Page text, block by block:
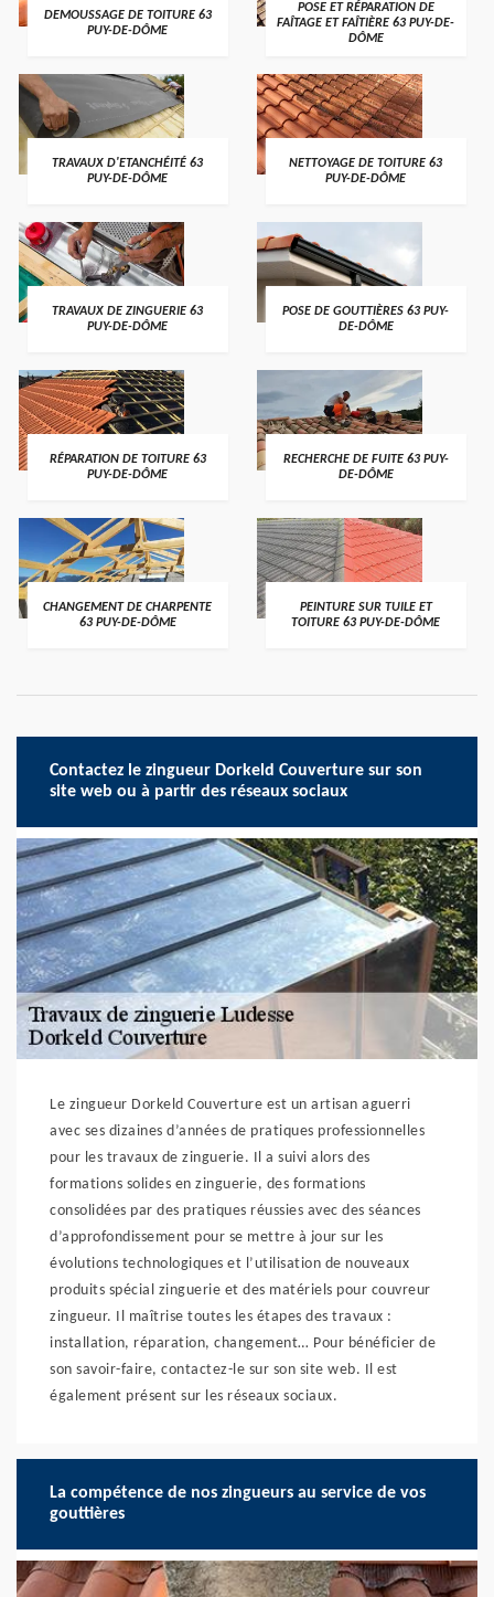
DEMOUSSAGE DE TOITURE 63
PUY-DE-DÔME
POSE ET RÉPARATION DE
FAÎTAGE ET FAÎTIÈRE 63 PUY-DE-
DÔME
TRAVAUX D'ETANCHÉITÉ 63
PUY-DE-DÔME
NETTOYAGE DE TOITURE 63
PUY-DE-DÔME
TRAVAUX DE ZINGUERIE 63
PUY-DE-DÔME
POSE DE GOUTTIÈRES 63 PUY-
DE-DÔME
RÉPARATION DE TOITURE 63
PUY-DE-DÔME
RECHERCHE DE FUITE 63 PUY-
DE-DÔME
CHANGEMENT DE CHARPENTE
63 PUY-DE-DÔME
PEINTURE SUR TUILE ET
TOITURE 63 PUY-DE-DÔME
Contactez le zingueur Dorkeld Couverture sur son
site web ou à partir des réseaux sociaux
Le zingueur Dorkeld Couverture est un artisan aguerri
avec ses dizaines d’années de pratiques professionnelles
pour les travaux de zinguerie. Il a suivi alors des
formations solides en zinguerie, des formations
consolidées par des pratiques réussies avec des séances
d’approfondissement pour se mettre à jour sur les
évolutions technologiques et l’utilisation de nouveaux
produits spécial zinguerie et des matériels pour couvreur
zingueur. Il maîtrise toutes les étapes des travaux :
installation, réparation, changement… Pour bénéficier de
son savoir-faire, contactez-le sur son site web. Il est
également présent sur les réseaux sociaux.
La compétence de nos zingueurs au service de vos
gouttières